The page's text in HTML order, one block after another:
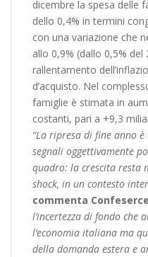
dicembre la spesa delle
dello 0,4% in termini
con una variazione che
allo 0,9% (dallo 0,5% del
rallentamento
d’acquisto. Nel
famiglie è stimata in
costanti, pari a +9,3
“La ripresa di fine anno
segnali oggettivamente
quadro: la crescita resta
shock, in un contesto
commenta
l’incertezza di fondo che
l’economia italiana ma
della domanda estera e